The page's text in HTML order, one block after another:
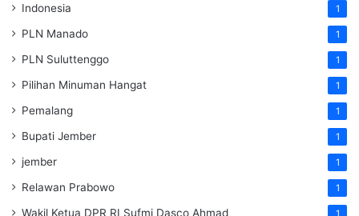
Indonesia 1
PLN Manado 1
PLN Suluttenggo 1
Pilihan Minuman Hangat 1
Pemalang 1
Bupati Jember 1
jember 1
Relawan Prabowo 1
Wakil Ketua DPR RI Sufmi Dasco Ahmad 1